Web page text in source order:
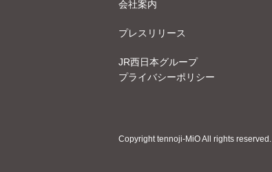
会社案内
プレスリリース
JR西日本グループ
プライバシーポリシー
Copyright tennoji-MiO All rights reserved.